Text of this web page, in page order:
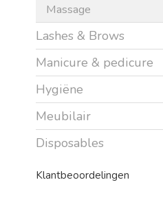
Massage
Lashes & Brows
Manicure & pedicure
Hygiëne
Meubilair
Disposables
Klantbeoordelingen